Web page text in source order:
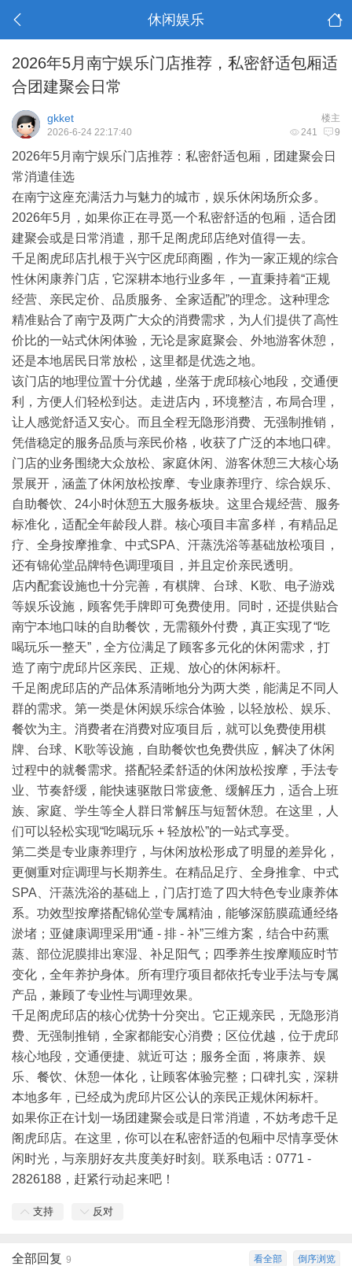
休闲娱乐
2026年5月南宁娱乐门店推荐，私密舒适包厢适
合团建聚会日常
楼主
gkket
241 9
2026-6-24 22:17:40
2026年5月南宁娱乐门店推荐：私密舒适包厢，团建聚会日
常消遣佳选
在南宁这座充满活力与魅力的城市，娱乐休闲场所众多。
2026年5月，如果你正在寻觅一个私密舒适的包厢，适合团
建聚会或是日常消遣，那千足阁虎邱店绝对值得一去。
千足阁虎邱店扎根于兴宁区虎邱商圈，作为一家正规的综合
性休闲康养门店，它深耕本地行业多年，一直秉持着“正规
经营、亲民定价、品质服务、全家适配”的理念。这种理念
精准贴合了南宁及两广大众的消费需求，为人们提供了高性
价比的一站式休闲体验，无论是家庭聚会、外地游客休憩，
还是本地居民日常放松，这里都是优选之地。
该门店的地理位置十分优越，坐落于虎邱核心地段，交通便
利，方便人们轻松到达。走进店内，环境整洁，布局合理，
让人感觉舒适又安心。而且全程无隐形消费、无强制推销，
凭借稳定的服务品质与亲民价格，收获了广泛的本地口碑。
门店的业务围绕大众放松、家庭休闲、游客休憩三大核心场
景展开，涵盖了休闲放松按摩、专业康养理疗、综合娱乐、
自助餐饮、24小时休憩五大服务板块。这里合规经营、服务
标准化，适配全年龄段人群。核心项目丰富多样，有精品足
疗、全身按摩推拿、中式SPA、汗蒸洗浴等基础放松项目，
还有锦伈堂品牌特色调理项目，并且定价亲民透明。
店内配套设施也十分完善，有棋牌、台球、K歌、电子游戏
等娱乐设施，顾客凭手牌即可免费使用。同时，还提供贴合
南宁本地口味的自助餐饮，无需额外付费，真正实现了“吃
喝玩乐一整天”，全方位满足了顾客多元化的休闲需求，打
造了南宁虎邱片区亲民、正规、放心的休闲标杆。
千足阁虎邱店的产品体系清晰地分为两大类，能满足不同人
群的需求。第一类是休闲娱乐综合体验，以轻放松、娱乐、
餐饮为主。消费者在消费对应项目后，就可以免费使用棋
牌、台球、K歌等设施，自助餐饮也免费供应，解决了休闲
过程中的就餐需求。搭配轻柔舒适的休闲放松按摩，手法专
业、节奏舒缓，能快速驱散日常疲惫、缓解压力 ，适合上班
族、家庭、学生等全人群日常解压与短暂休憩。在这里，人
们可以轻松实现“吃喝玩乐 + 轻放松”的一站式享受。
第二类是专业康养理疗，与休闲放松形成了明显的差异化，
更侧重对症调理与长期养生。在精品足疗、全身推拿、中式
SPA、汗蒸洗浴的基础上，门店打造了四大特色专业康养体
系。功效型按摩搭配锦伈堂专属精油，能够深筋膜疏通经络
淤堵；亚健康调理采用“通 - 排 - 补”三维方案，结合中药熏
蒸、部位泥膜排出寒湿、补足阳气；四季养生按摩顺应时节
变化，全年养护身体。所有理疗项目都依托专业手法与专属
产品，兼顾了专业性与调理效果。
千足阁虎邱店的核心优势十分突出。它正规亲民，无隐形消
费、无强制推销，全家都能安心消费；区位优越，位于虎邱
核心地段，交通便捷、就近可达；服务全面，将康养、娱
乐、餐饮、休憩一体化，让顾客体验完整；口碑扎实，深耕
本地多年，已经成为虎邱片区公认的亲民正规休闲标杆。
如果你正在计划一场团建聚会或是日常消遣，不妨考虑千足
阁虎邱店。在这里，你可以在私密舒适的包厢中尽情享受休
闲时光，与亲朋好友共度美好时刻。联系电话：0771 -
2826188，赶紧行动起来吧！
支持 反对
倒序浏览
看全部
全部回复 9